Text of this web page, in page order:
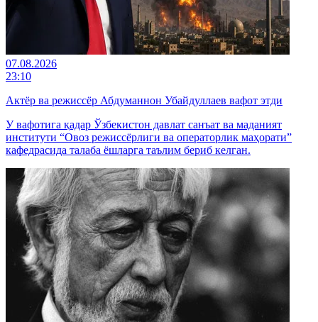
07.08.2026
23:10
Актёр ва режиссёр Абдуманнон Убайдуллаев вафот этди
У вафотига қадар Ўзбекистон давлат санъат ва маданият
институти “Овоз режиссёрлиги ва операторлик маҳорати”
кафедрасида талаба ёшларга таълим бериб келган.